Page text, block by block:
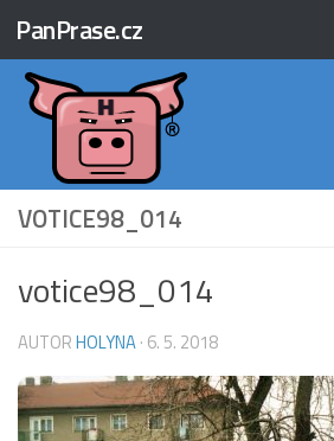
Skip to content
PanPrase.cz
VOTICE98_014
votice98_014
AUTORHOLYNA· 6. 5. 2018